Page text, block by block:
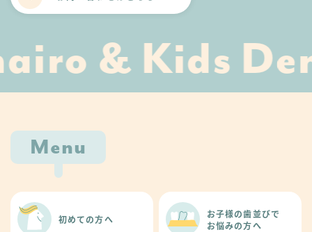
& Kids
Menu
初めての方へ
お子様の歯並びで
お悩みの方へ